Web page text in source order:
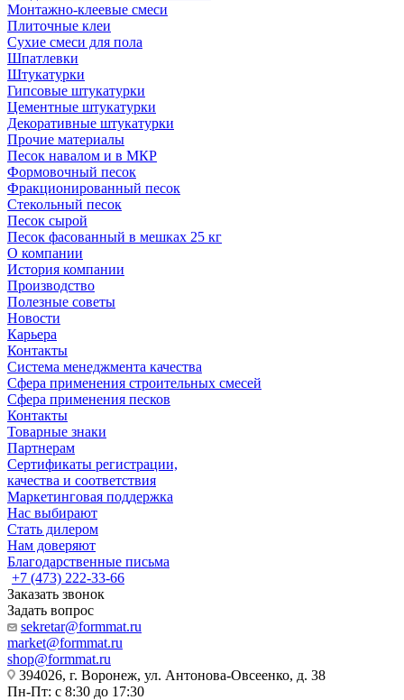
Монтажно-клеевые смеси
Плиточные клеи
Сухие смеси для пола
Шпатлевки
Штукатурки
Гипсовые штукатурки
Цементные штукатурки
Декоративные штукатурки
Прочие материалы
Песок навалом и в МКР
Формовочный песок
Фракционированный песок
Стекольный песок
Песок сырой
Песок фасованный в мешках 25 кг
О компании
История компании
Производство
Полезные советы
Новости
Карьера
Контакты
Система менеджмента качества
Сфера применения строительных смесей
Сфера применения песков
Контакты
Товарные знаки
Партнерам
Сертификаты регистрации,
качества и соответствия
Маркетинговая поддержка
Нас выбирают
Стать дилером
Нам доверяют
Благодарственные письма
+7 (473) 222-33-66
Заказать звонок
Задать вопрос
sekretar@formmat.ru
market@formmat.ru
shop@formmat.ru
394026, г. Воронеж, ул. Антонова-Овсеенко, д. 38
Пн-Пт: с 8:30 до 17:30